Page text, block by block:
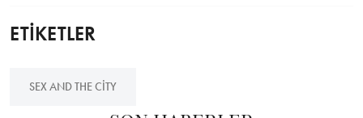
ETİKETLER
SEX AND THE CITY